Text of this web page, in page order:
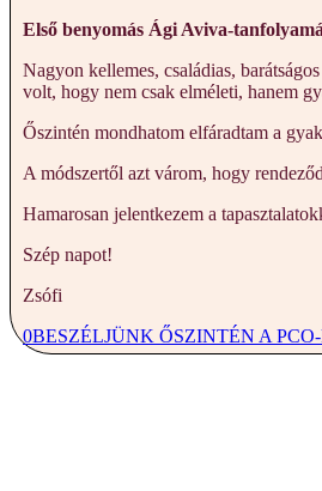
Első benyomás Ági Aviva-
Nagyon kellemes, családias,
volt, hogy nem csak elméleti, hanem
Őszintén mondhatom elfáradtam a
A módszertől azt várom, hogy
Hamarosan jelentkezem a
Szép napot!
Zsófi
0BESZÉLJÜNK ŐSZINTÉN A